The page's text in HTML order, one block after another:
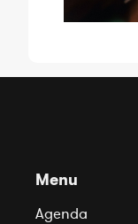
Menu
Agenda